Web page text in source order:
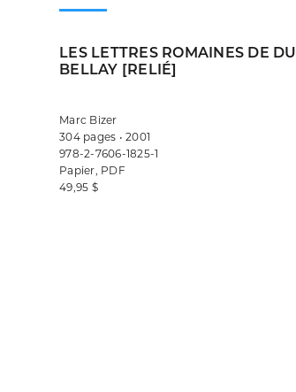
LES LETTRES ROMAINES DE DU
BELLAY [RELIÉ]
Marc Bizer
304 pages • 2001
978-2-7606-1825-1
Papier, PDF
49,95 $